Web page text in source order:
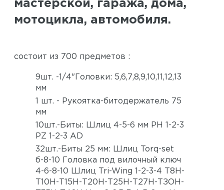
мастерской, гаража, дома,
мотоцикла, автомобиля.
состоит из 700 предметов :
9шт. -1/4"Головки: 5,6,7,8,9,10,11,12,13
мм
1 шт. - Рукоятка-битодержатель 75
мм
10шт.-Биты: Шлиц 4-5-6 мм PH 1-2-3
PZ 1-2-3 АD
32шт.-Биты 25 мм: Шлиц Torq-set
б-8-10 Головка под вилочный ключ
4-6-8-10 Шлиц Tri-Wing 1-2-3-4 Т8Н-
Т10Н-Т15Н-Т20Н-Т25Н-Т27Н-ТЗОН-